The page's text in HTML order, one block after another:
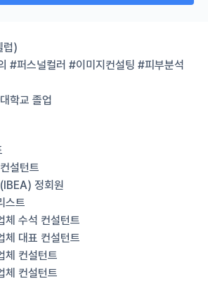
럽)
#퍼스널컬러 #이미지컨설팅 #피부분석
학교 졸업
설턴트
정회원
스트
체 수석 컨설턴트
체 대표 컨설턴트
체 컨설턴트
체 컨설턴트